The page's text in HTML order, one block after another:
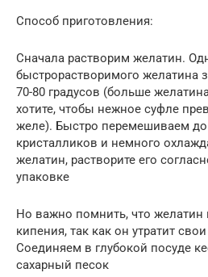
Способ приготовления:
Сначала растворим желатин.
быстрорастворимого желатина
70-80 градусов (больше
хотите, чтобы нежное суфле
желе). Быстро перемешиваем до
кристалликов и немного
желатин, растворите его
упаковке
Но важно помнить, что желатин
кипения, так как он утратит
Соединяем в глубокой посуде
сахарный песок